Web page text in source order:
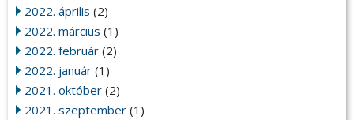
2022. április (2)
2022. március (1)
2022. február (2)
2022. január (1)
2021. október (2)
2021. szeptember (1)